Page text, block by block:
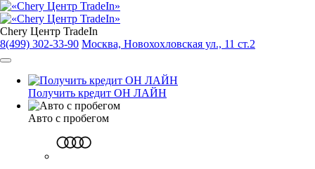
Chery Центр TradeIn
8(499) 302-33-90 Москва, Новохохловская ул., 11 ст.2
Получить кредит ОН ЛАЙН
Авто с пробегом